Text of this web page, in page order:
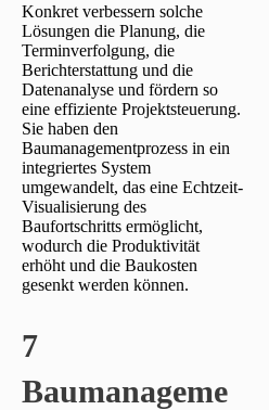
Konkret verbessern solche
Lösungen die Planung, die
Terminverfolgung, die
Berichterstattung und die
Datenanalyse und fördern so
eine effiziente Projektsteuerung.
Sie haben den
Baumanagementprozess in ein
integriertes System
umgewandelt, das eine Echtzeit-
Visualisierung des
Baufortschritts ermöglicht,
wodurch die Produktivität
erhöht und die Baukosten
gesenkt werden können.
7
Baumanageme